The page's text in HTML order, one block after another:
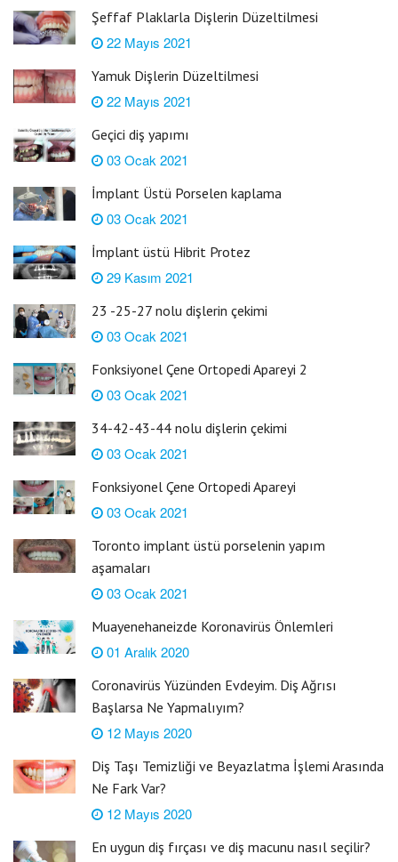
Şeffaf Plaklarla Dişlerin Düzeltilmesi
22 Mayıs 2021
Yamuk Dişlerin Düzeltilmesi
22 Mayıs 2021
Geçici diş yapımı
03 Ocak 2021
İmplant Üstü Porselen kaplama
03 Ocak 2021
İmplant üstü Hibrit Protez
29 Kasım 2021
23 -25-27 nolu dişlerin çekimi
03 Ocak 2021
Fonksiyonel Çene Ortopedi Apareyi 2
03 Ocak 2021
34-42-43-44 nolu dişlerin çekimi
03 Ocak 2021
Fonksiyonel Çene Ortopedi Apareyi
03 Ocak 2021
Toronto implant üstü porselenin yapım
aşamaları
03 Ocak 2021
Muayenehaneizde Koronavirüs Önlemleri
01 Aralık 2020
Coronavirüs Yüzünden Evdeyim. Diş Ağrısı
Başlarsa Ne Yapmalıyım?
12 Mayıs 2020
Diş Taşı Temizliği ve Beyazlatma İşlemi Arasında
Ne Fark Var?
12 Mayıs 2020
En uygun diş fırçası ve diş macunu nasıl seçilir?